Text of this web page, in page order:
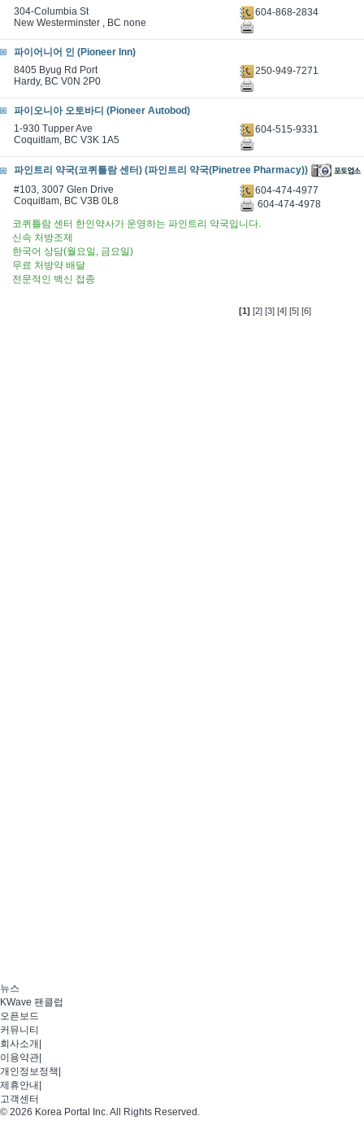
304-Columbia St
New Westerminster , BC none
604-868-2834
파이어니어 인 (Pioneer Inn)
8405 Byug Rd Port
Hardy, BC V0N 2P0
250-949-7271
파이오니아 오토바디 (Pioneer Autobod)
1-930 Tupper Ave
Coquitlam, BC V3K 1A5
604-515-9331
파인트리 약국(코퀴틀람 센터) (파인트리 약국(Pinetree Pharmacy))
#103, 3007 Glen Drive
Coquitlam, BC V3B 0L8
604-474-4977
604-474-4978
코퀴틀람 센터 한인약사가 운영하는 파인트리 약국입니다.
신속 처방조제
한국어 상담(월요일, 금요일)
무료 처방약 배달
전문적인 백신 접종
[1] [2] [3] [4] [5] [6]
뉴스
KWave 팬클럽
오픈보드
커뮤니티
회사소개
이용약관
개인정보정책
제휴안내
고객센터
© 2026 Korea Portal Inc. All Rights Reserved.